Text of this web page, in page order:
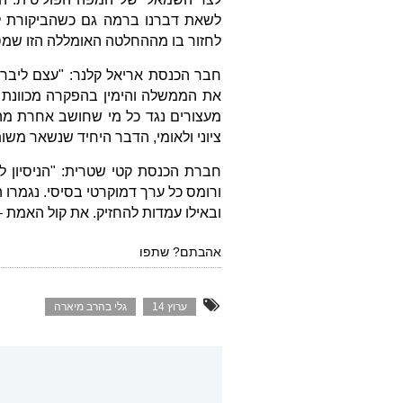
לשאת דברנו ברמה גם
לחזור בו מההחלטה האומללה הזו
חבר הכנסת אריאל קלנר: "עצם
את הממשלה והימין בהפקרה מכוונת
ציוני ולאומי, הדבר היחיד שנשאר
ורומס כל ערך דמוקרטי בסיסי.
ובאילו עמדות להחזיק. את קול האמת
אהבתם? שתפו
ערוץ 14 גלי בהרב מיארה